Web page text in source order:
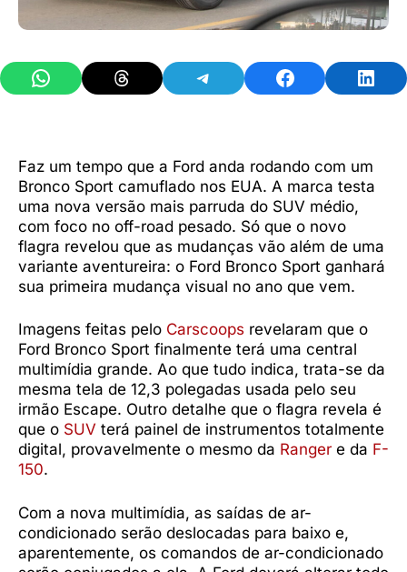
Share on WhatsAppShare on ThreadsShare on TelegramShare on Facebook
Faz um tempo que a Ford anda rodando com um
Bronco Sport camuflado nos EUA. A marca testa
uma nova versão mais parruda do SUV médio,
com foco no off-road pesado. Só que o novo
flagra revelou que as mudanças vão além de uma
variante aventureira: o Ford Bronco Sport ganhará
sua primeira mudança visual no ano que vem.
Imagens feitas pelo Carscoops revelaram que o
Ford Bronco Sport finalmente terá uma central
multimídia grande. Ao que tudo indica, trata-se da
mesma tela de 12,3 polegadas usada pelo seu
irmão Escape. Outro detalhe que o flagra revela é
que o SUV terá painel de instrumentos totalmente
digital, provavelmente o mesmo da Ranger e da F-
150.
Com a nova multimídia, as saídas de ar-
condicionado serão deslocadas para baixo e,
aparentemente, os comandos de ar-condicionado